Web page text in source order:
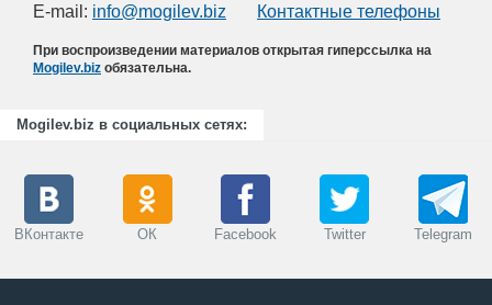
E-mail: info@mogilev.biz Контактные телефоны
При воспроизведении материалов открытая гиперссылка на
Mogilev.biz обязательна.
Mogilev.biz в социальных сетях:
ВКонтакте ОК Facebook Twitter Telegram